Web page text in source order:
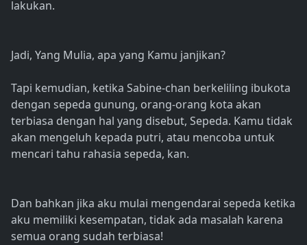
lakukan.
Jadi, Yang Mulia, apa yang Kamu janjikan?
Tapi kemudian, ketika Sabine-chan berkeliling ibukota
dengan sepeda gunung, orang-orang kota akan
terbiasa dengan hal yang disebut, Sepeda. Kamu tidak
akan mengeluh kepada putri, atau mencoba untuk
mencari tahu rahasia sepeda, kan.
Dan bahkan jika aku mulai mengendarai sepeda ketika
aku memiliki kesempatan, tidak ada masalah karena
semua orang sudah terbiasa!